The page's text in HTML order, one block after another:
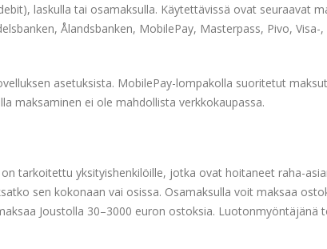
laskulla tai osamaksulla. Käytettävissä ovat seuraavat
Ålandsbanken, MobilePay, Masterpass, Pivo, Visa-
asetuksista. MobilePay-lompakolla suoritetut
maksaminen ei ole mahdollista verkkokaupassa.
tarkoitettu yksityishenkilöille, jotka ovat hoitaneet raha-
sen kokonaan vai osissa. Osamaksulla voit maksaa
Joustolla 30–3000 euron ostoksia. Luotonmyöntäjänä